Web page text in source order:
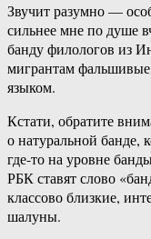
Звучит разумно —
сильнее мне по душе
банду филологов из
мигрантам
языком.
Кстати, обратите
о натуральной банде,
где-то на уровне
РБК ставят слово
классово близкие,
шалуны.